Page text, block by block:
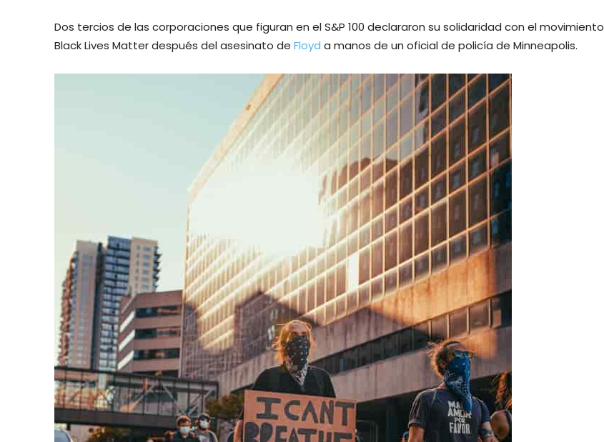
Dos tercios de las corporaciones que figuran en el S&P 100 declararon su solidaridad con el movimiento
Black Lives Matter después del asesinato de Floyd a manos de un oficial de policía de Minneapolis.